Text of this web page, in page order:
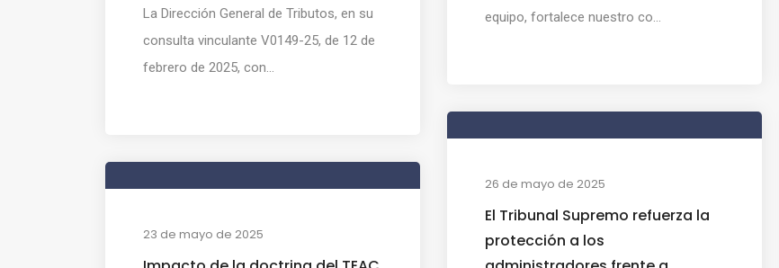
equipo, fortalece nuestro co...
La Dirección General de Tributos, en su
consulta vinculante V0149-25, de 12 de
febrero de 2025, con...
26 de mayo de 2025
El Tribunal Supremo refuerza la
protección a los
23 de mayo de 2025